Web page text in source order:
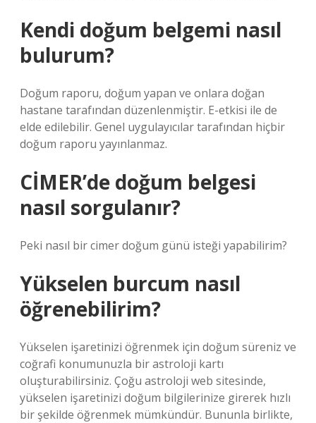
Kendi doğum belgemi nasıl
bulurum?
Doğum raporu, doğum yapan ve onlara doğan
hastane tarafından düzenlenmiştir. E-etkisi ile de
elde edilebilir. Genel uygulayıcılar tarafından hiçbir
doğum raporu yayınlanmaz.
CİMER’de doğum belgesi
nasıl sorgulanır?
Peki nasıl bir cimer doğum günü isteği yapabilirim?
Yükselen burcum nasıl
öğrenebilirim?
Yükselen işaretinizi öğrenmek için doğum süreniz ve
coğrafi konumunuzla bir astroloji kartı
oluşturabilirsiniz. Çoğu astroloji web sitesinde,
yükselen işaretinizi doğum bilgilerinize girerek hızlı
bir şekilde öğrenmek mümkündür. Bununla birlikte,